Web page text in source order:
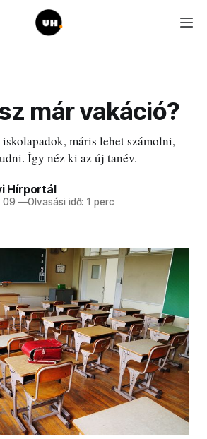
már vakáció?
máris lehet számolni,
Így néz ki az új tanév.
Hírportál
09 —Olvasási idő: 1 perc